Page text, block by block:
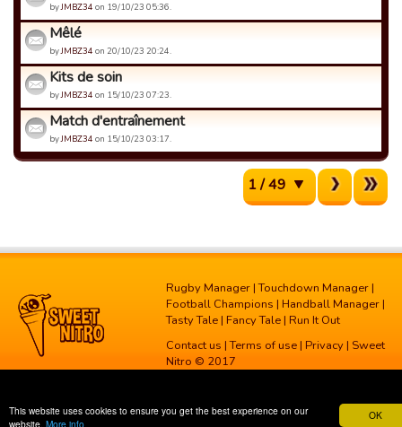
OK
This website uses cookies to ensure you get the best experience on our
website. More info
byJMBZ34 on 19/10/23 05:36.
Mêlé
byJMBZ34 on 20/10/23 20:24.
Kits de soin
byJMBZ34 on 15/10/23 07:23.
Match d'entraînement
byJMBZ34 on 15/10/23 03:17.
1 / 49
Rugby Manager |Touchdown Manager |
Football Champions | Handball Manager |
Tasty Tale | Fancy Tale | Run It Out
Contact us |Terms of use | Privacy | Sweet
Nitro © 2017